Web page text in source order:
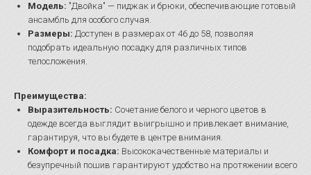
Модель: "Двойка" — пиджак и брюки, обеспечивающие готовый
ансамбль для особого случая.
Размеры:Доступен в размерах от 46 до 58, позволяя
подобрать идеальную посадку для различных типов
телосложения.
Преимущества:
Выразительность: Сочетание белого и черного цветов в
одежде всегда выглядит выигрышно и привлекает внимание,
гарантируя, что вы будете в центре внимания.
Комфорт и посадка: Высококачественные материалы и
безупречный пошив гарантируют удобство на протяжении всего